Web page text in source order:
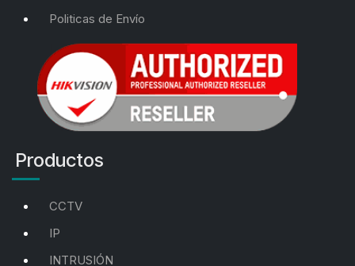
Politicas de Envío
Productos
CCTV
IP
INTRUSIÓN